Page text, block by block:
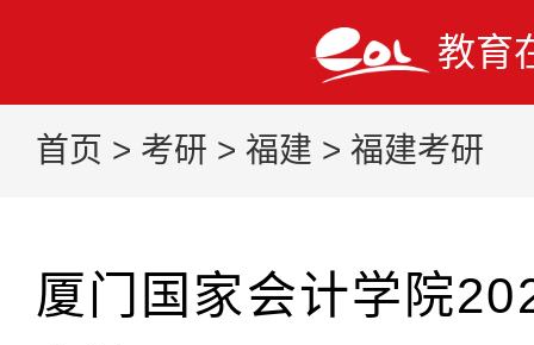
教育
首页 > 考研 > 福建 > 福建考研
厦门国家会计学院